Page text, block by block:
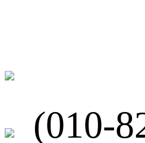
(010-